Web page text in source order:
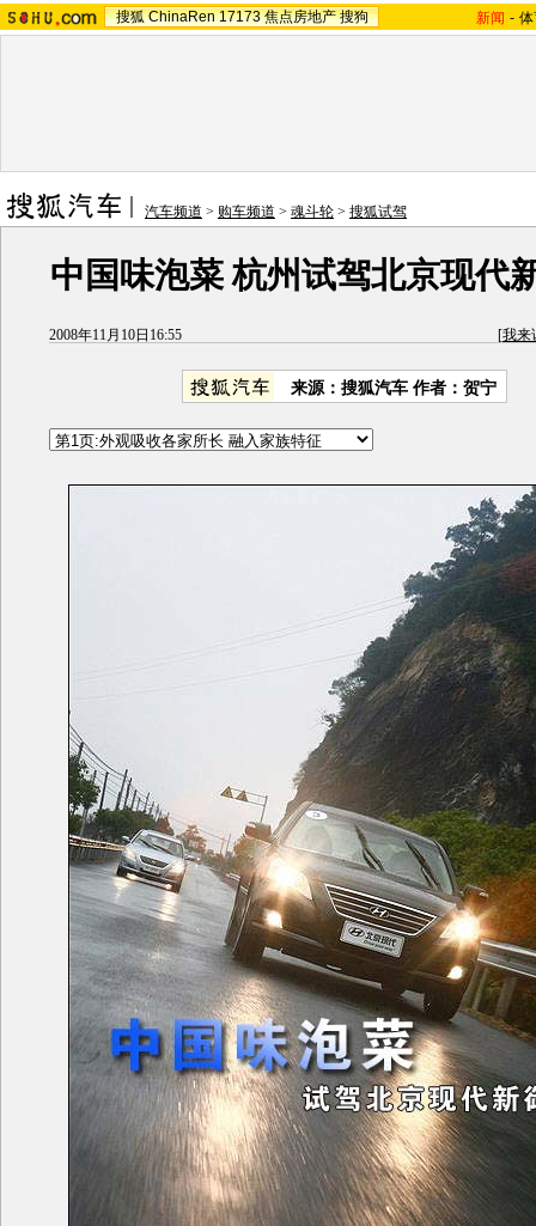
搜狐 ChinaRen 17173 焦点房地产 搜狗 新闻 -
汽车频道 > 购车频道 > 魂斗轮 > 搜狐试驾
中国味泡菜 杭州试驾北京现代
2008年11月10日16:55 [我来
来源：搜狐汽车 作者：贺宁